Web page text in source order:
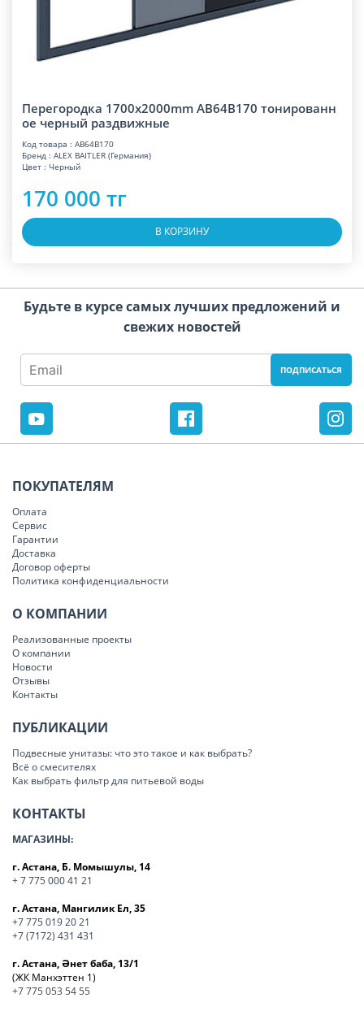
Перегородка 1700x2000mm AB64B170 тонированн
ое черный раздвижные
Код товара : AB64B170
Бренд : ALEX BAITLER (Германия)
Цвет : Черный
170 000 тг
В КОРЗИНУ
Будьте в курсе самых лучших предложений и
свежих новостей
ПОКУПАТЕЛЯМ
Оплата
Сервис
Гарантии
Доставка
Договор оферты
Политика конфиденциальности
О КОМПАНИИ
Реализованные проекты
О компании
Новости
Отзывы
Контакты
ПУБЛИКАЦИИ
Подвесные унитазы: что это такое и как выбрать?
Всё о смесителях
Как выбрать фильтр для питьевой воды
КОНТАКТЫ
МАГАЗИНЫ:
г. Астана, Б. Момышулы, 14
+ 7 775 000 41 21
г. Астана, Мангилик Ел, 35
+7 775 019 20 21
+7 (7172) 431 431
г. Астана, Әнет баба, 13/1
(ЖК Манхэттен 1)
+7 775 053 54 55